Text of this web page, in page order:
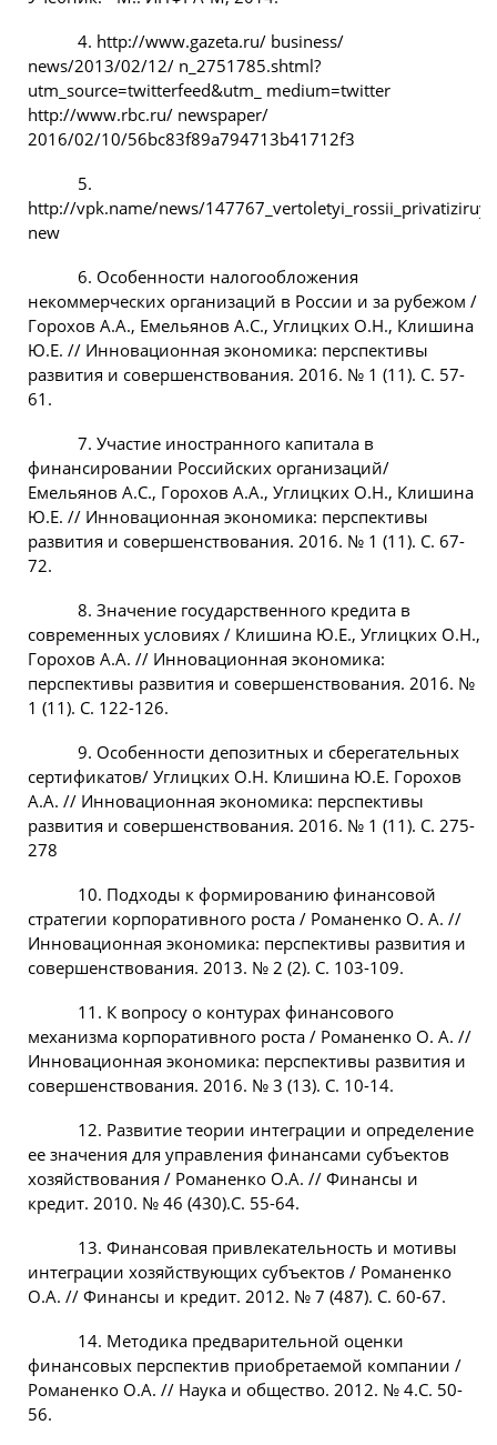
4. http://www.gazeta.ru/ business/
news/2013/02/12/ n_2751785.shtml?
utm_source=twitterfeed&utm_ medium=twitter
http://www.rbc.ru/ newspaper/
2016/02/10/56bc83f89a794713b41712f3
5.
http://vpk.name/news/
new
6. Особенности налогообложения
некоммерческих организаций в России и за рубежом /
Горохов А.А., Емельянов А.С., Углицких О.Н., Клишина
Ю.Е. // Инновационная экономика: перспективы
развития и совершенствования. 2016. № 1 (11). С. 57-
61.
7. Участие иностранного капитала в
финансировании Российских организаций/
Емельянов А.С., Горохов А.А., Углицких О.Н., Клишина
Ю.Е. // Инновационная экономика: перспективы
развития и совершенствования. 2016. № 1 (11). С. 67-
72.
8. Значение государственного кредита в
современных условиях / Клишина Ю.Е., Углицких О.Н.,
Горохов А.А. // Инновационная экономика:
перспективы развития и совершенствования. 2016. №
1 (11). С. 122-126.
9. Особенности депозитных и сберегательных
сертификатов/ Углицких О.Н. Клишина Ю.Е. Горохов
А.А. // Инновационная экономика: перспективы
развития и совершенствования. 2016. № 1 (11). С. 275-
278
10. Подходы к формированию финансовой
стратегии корпоративного роста / Романенко О. А. //
Инновационная экономика: перспективы развития и
совершенствования. 2013. № 2 (2). С. 103-109.
11. К вопросу о контурах финансового
механизма корпоративного роста / Романенко О. А. //
Инновационная экономика: перспективы развития и
совершенствования. 2016. № 3 (13). С. 10-14.
12. Развитие теории интеграции и определение
ее значения для управления финансами субъектов
хозяйствования / Романенко О.А. // Финансы и
кредит. 2010. № 46 (430).С. 55-64.
13. Финансовая привлекательность и мотивы
интеграции хозяйствующих субъектов / Романенко
О.А. // Финансы и кредит. 2012. № 7 (487). С. 60-67.
14. Методика предварительной оценки
финансовых перспектив приобретаемой компании /
Романенко О.А. // Наука и общество. 2012. № 4.С. 50-
56.